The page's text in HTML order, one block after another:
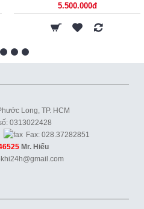
5.500.000đ
Long, TP. HCM
0313022428
Fax: 028.37282851
Mr. Hiếu